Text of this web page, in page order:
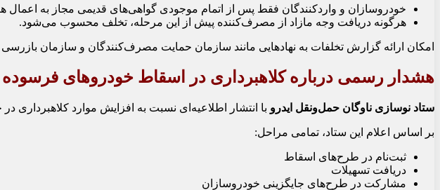
خودروسازان و واردکنندگان فقط پس از اتمام موجودی گواهی‌های قدیمی مجاز به اعمال
هرگونه دریافت وجه مازاد از مصرف‌کننده پیش از این مرحله، تخلف محسوب می‌شود.
امکان ارائه گزارش تخلفات به نهادهایی مانند سازمان حمایت مصرف‌کنندگان و سازمان
هشدار رسمی درباره کلاهبرداری در اسقاط خودروهای فرسوده |
ستاد نوسازی ناوگان حمل‌ونقل ایدرو با انتشار اطلاعیه‌ای نسبت به افزایش موارد
بر اساس اعلام این ستاد، تمامی مراحل:
ثبت‌نام در طرح‌های اسقاط
دریافت تسهیلات
مشارکت در طرح‌های جایگزینی خودروسازان